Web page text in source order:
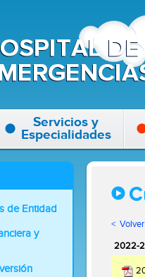
Servicios y
Especialidades
de Entidad
y
<
2022-